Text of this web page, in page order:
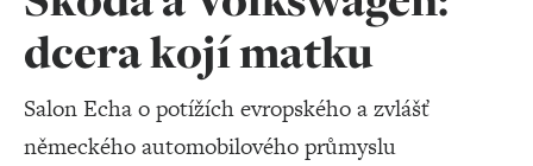
dcera kojí matku
Salon Echa o potížích evropského a zvlášť
německého automobilového průmyslu